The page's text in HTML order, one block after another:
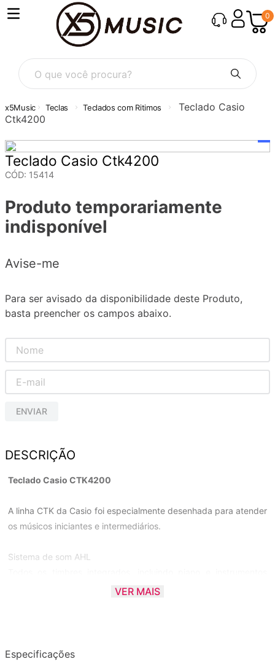
0
O que você procura?
Teclas Teclados com Ritimos
Teclado Casio
Ctk4200
Teclado Casio Ctk4200
CÓD: 15414
Produto temporariamente
indisponível
Avise-me
Para ser avisado da disponibilidade deste Produto,
basta preencher os campos abaixo.
ENVIAR
DESCRIÇÃO
Teclado Casio CTK4200
A linha CTK da Casio foi especialmente desenhada para atender
os músicos iniciantes e intermediários.
Sistema de som AHL
acústicos, estão melhores do que antes! Com 48 tons
VER MAIS
Especificações